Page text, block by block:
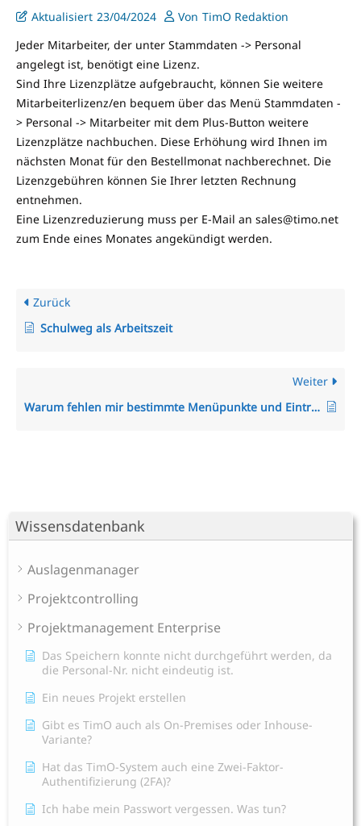
Wissensdatenbank
Auslagenmanager
Projektcontrolling
Projektmanagement Enterprise
Das Speichern konnte nicht durchgeführt werden, da
die Personal-Nr. nicht eindeutig ist.
Ein neues Projekt erstellen
Gibt es TimO auch als On-Premises oder Inhouse-
Variante?
Hat das TimO-System auch eine Zwei-Faktor-
Authentifizierung (2FA)?
Ich habe mein Passwort vergessen. Was tun?
Aktualisiert 23/04/2024 Von TimO Redaktion
Jeder Mitarbeiter, der unter Stammdaten -> Personal
angelegt ist, benötigt eine Lizenz.
Sind Ihre Lizenzplätze aufgebraucht, können Sie weitere
Mitarbeiterlizenz/en bequem über das Menü Stammdaten -
> Personal -> Mitarbeiter mit dem Plus-Button weitere
Lizenzplätze nachbuchen. Diese Erhöhung wird Ihnen im
nächsten Monat für den Bestellmonat nachberechnet. Die
Lizenzgebühren können Sie Ihrer letzten Rechnung
entnehmen.
Eine Lizenzreduzierung muss per E-Mail an sales@timo.net
zum Ende eines Monates angekündigt werden.
Zurück
Schulweg als Arbeitszeit
Weiter
Warum fehlen mir bestimmte Menüpunkte und Einträge im Menü?